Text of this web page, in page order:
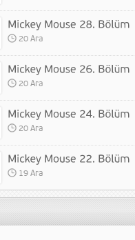
20 Ara
20 Ara
20 Ara
19 Ara